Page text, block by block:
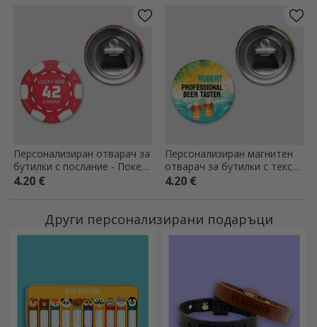
Персонализиран отварач за
бутилки с послание - Покер
чип
4.20 €
Персонализиран магнитен
отварач за бутилки с текст
- Лято
4.20 €
Други персонализирани подаръци